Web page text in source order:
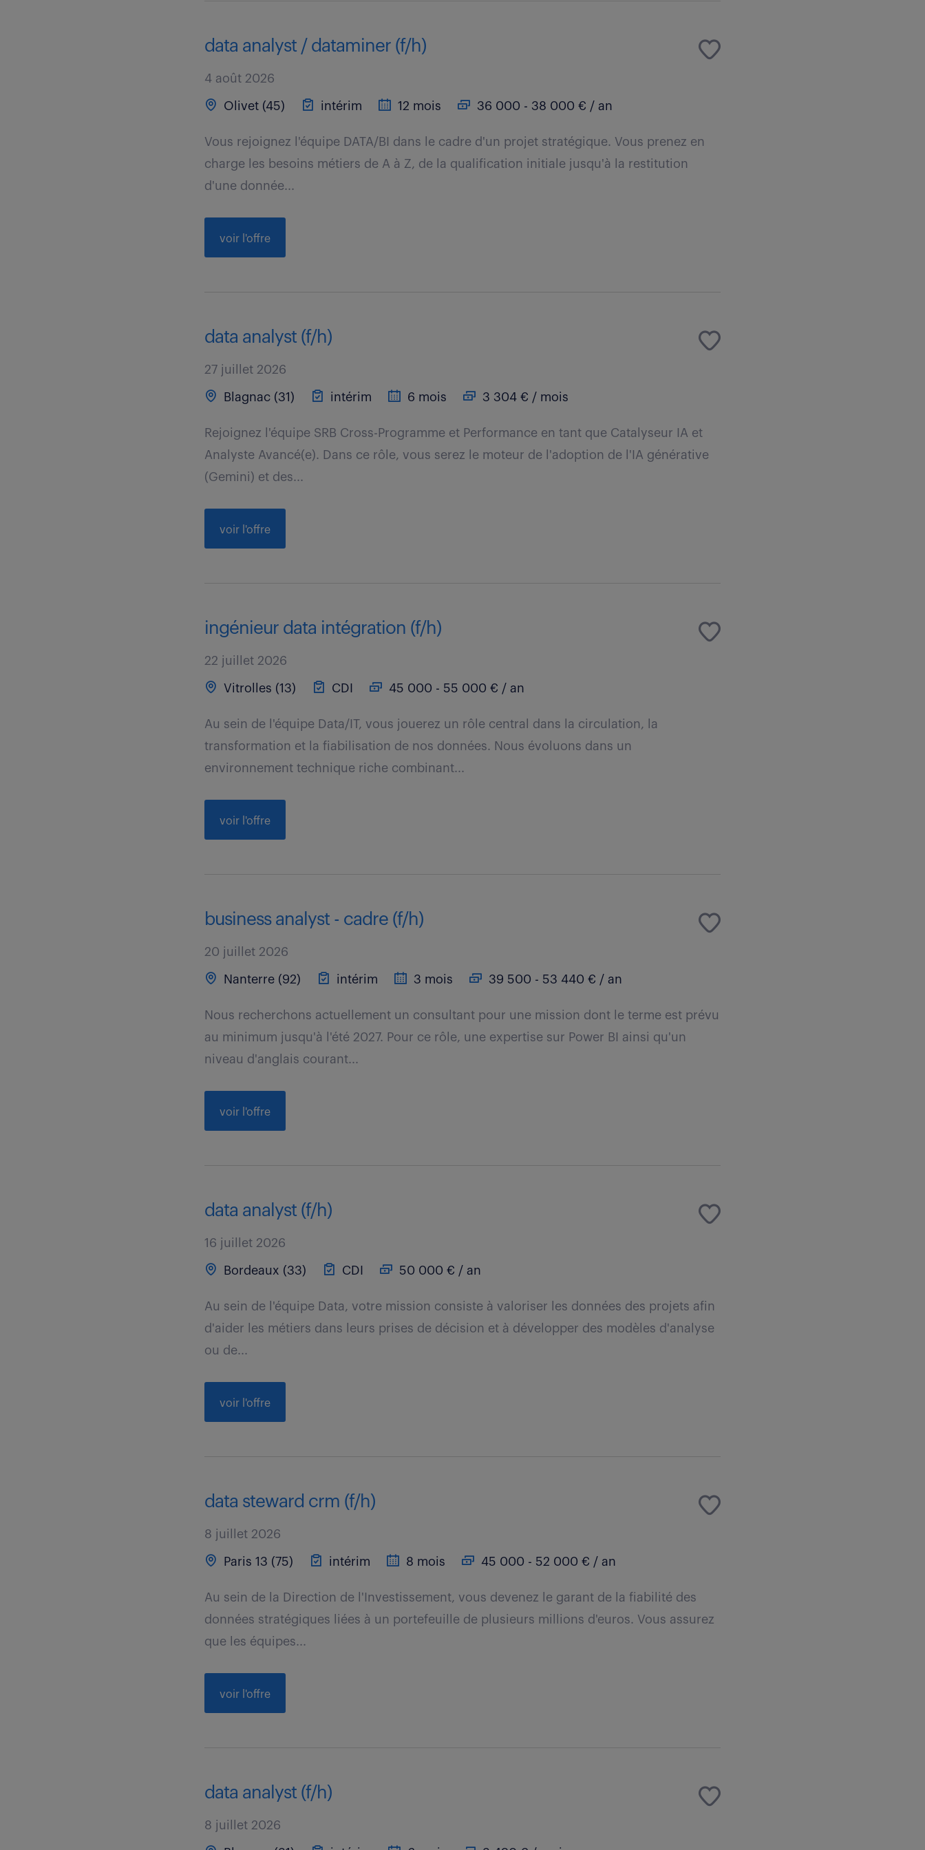
data analyst / dataminer (f/h)
4 août 2026
Olivet (45) intérim 12 mois 36 000 - 38 000 € / an
Vous rejoignez l'équipe DATA/BI dans le cadre d'un projet stratégique. Vous prenez en
charge les besoins métiers de A à Z, de la qualification initiale jusqu'à la restitution
d'une donnée...
voir l'offre
data analyst (f/h)
27 juillet 2026
Blagnac (31) intérim 6 mois 3 304 € / mois
Rejoignez l'équipe SRB Cross-Programme et Performance en tant que Catalyseur IA et
Analyste Avancé(e). Dans ce rôle, vous serez le moteur de l'adoption de l'IA générative
(Gemini) et des...
voir l'offre
ingénieur data intégration (f/h)
22 juillet 2026
Vitrolles (13) CDI 45 000 - 55 000 € / an
Au sein de l'équipe Data/IT, vous jouerez un rôle central dans la circulation, la
transformation et la fiabilisation de nos données. Nous évoluons dans un
environnement technique riche combinant...
voir l'offre
business analyst - cadre (f/h)
20 juillet 2026
Nanterre (92) intérim 3 mois 39 500 - 53 440 € / an
Nous recherchons actuellement un consultant pour une mission dont le terme est prévu
au minimum jusqu'à l'été 2027. Pour ce rôle, une expertise sur Power BI ainsi qu'un
niveau d'anglais courant...
voir l'offre
data analyst (f/h)
16 juillet 2026
Bordeaux (33) CDI 50 000 € / an
Au sein de l'équipe Data, votre mission consiste à valoriser les données des projets afin
d'aider les métiers dans leurs prises de décision et à développer des modèles d'analyse
ou de...
voir l'offre
data steward crm (f/h)
8 juillet 2026
Paris 13 (75) intérim 8 mois 45 000 - 52 000 € / an
Au sein de la Direction de l'Investissement, vous devenez le garant de la fiabilité des
données stratégiques liées à un portefeuille de plusieurs millions d'euros. Vous assurez
que les équipes...
voir l'offre
data analyst (f/h)
8 juillet 2026